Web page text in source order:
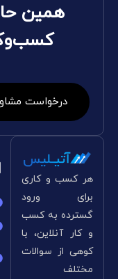
همین
درخواست
هر کسب و کاری
برای ورود
گسترده به کسب
و کار آنلاین، با
کوهی از سوالات
مختلف